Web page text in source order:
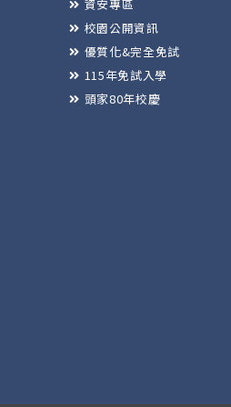
資安專區
校園公開資訊
優質化&完全免試
115年免試入學
頭家80年校慶